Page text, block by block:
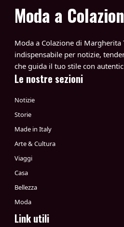
Moda a
Moda a Colazione di Margherita
indispensabile per notizie,
che guida il tuo stile con
Le nostre sezioni
Notizie
Storie
Made in Italy
Arte & Cultura
Viaggi
Casa
Bellezza
Moda
Link utili